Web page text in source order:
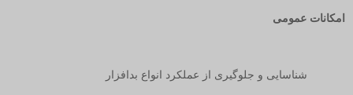
امکانات عمومی
شناسایی و جلوگیری از عملکرد انواع بدافزار